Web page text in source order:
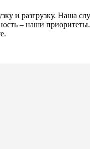
и разгрузку. Наша
– наши